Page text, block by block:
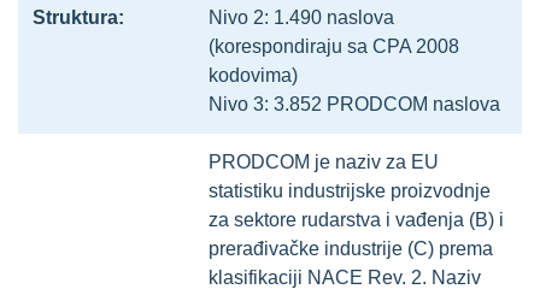
Struktura:
Nivo 2: 1.490 naslova
(korespondiraju sa CPA 2008
kodovima)
Nivo 3: 3.852 PRODCOM naslova
PRODCOM je naziv za EU
statistiku industrijske proizvodnje
za sektore rudarstva i vađenja (B) i
prerađivačke industrije (C) prema
klasifikaciji NACE Rev. 2. Naziv